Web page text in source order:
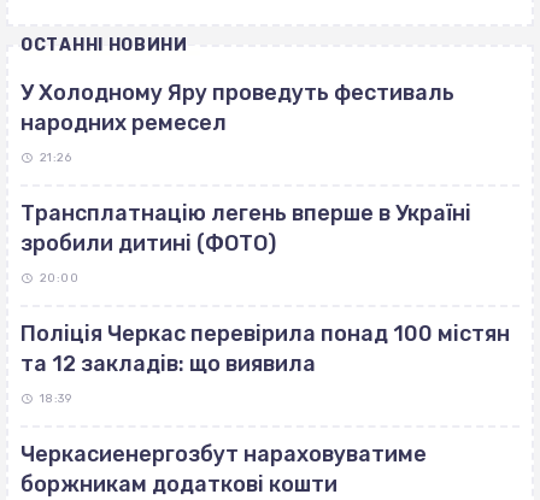
ОСТАННІ НОВИНИ
У Холодному Яру проведуть фестиваль
народних ремесел
21:26
Трансплатнацію легень вперше в Україні
зробили дитині (ФОТО)
20:00
Поліція Черкас перевірила понад 100 містян
та 12 закладів: що виявила
18:39
Черкасиенергозбут нараховуватиме
боржникам додаткові кошти